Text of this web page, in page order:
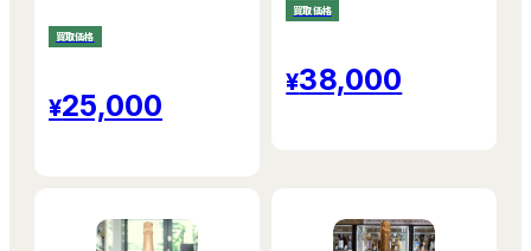
買取価格
25,000
買取価格
38,000